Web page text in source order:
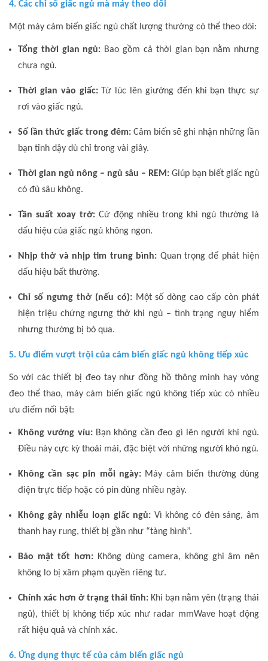
4. Các chỉ số giấc ngủ mà máy theo dõi
Một máy cảm biến giấc ngủ chất lượng thường có thể theo dõi:
Tổng thời gian ngủ: Bao gồm cả thời gian bạn nằm nhưng
chưa ngủ.
Thời gian vào giấc:Từ lúc lên giường đến khi bạn thực sự
rơi vào giấc ngủ.
Số lần thức giấc trong đêm: Cảm biến sẽ ghi nhận những lần
bạn tỉnh dậy dù chỉ trong vài giây.
Thời gian ngủ nông – ngủ sâu – REM: Giúp bạn biết giấc ngủ
có đủ sâu không.
Tần suất xoay trở: Cử động nhiều trong khi ngủ thường là
dấu hiệu của giấc ngủ không ngon.
Nhịp thở và nhịp tim trung bình: Quan trọng để phát hiện
dấu hiệu bất thường.
Chỉ số ngưng thở (nếu có):Một số dòng cao cấp còn phát
hiện triệu chứng ngưng thở khi ngủ – tình trạng nguy hiểm
nhưng thường bị bỏ qua.
5. Ưu điểm vượt trội của cảm biến giấc ngủ không tiếp xúc
So với các thiết bị đeo tay như đồng hồ thông minh hay vòng
đeo thể thao, máy cảm biến giấc ngủ không tiếp xúc có nhiều
ưu điểm nổi bật:
Không vướng víu:Bạn không cần đeo gì lên người khi ngủ.
Điều này cực kỳ thoải mái, đặc biệt với những người khó ngủ.
Không cần sạc pin mỗi ngày: Máy cảm biến thường dùng
điện trực tiếp hoặc có pin dùng nhiều ngày.
Không gây nhiễu loạn giấc ngủ: Vì không có đèn sáng, âm
thanh hay rung, thiết bị gần như “tàng hình”.
Bảo mật tốt hơn: Không dùng camera, không ghi âm nên
không lo bị xâm phạm quyền riêng tư.
Chính xác hơn ở trạng thái tĩnh: Khi bạn nằm yên (trạng thái
ngủ), thiết bị không tiếp xúc như radar mmWave hoạt động
rất hiệu quả và chính xác.
6. Ứng dụng thực tế của cảm biến giấc ngủ